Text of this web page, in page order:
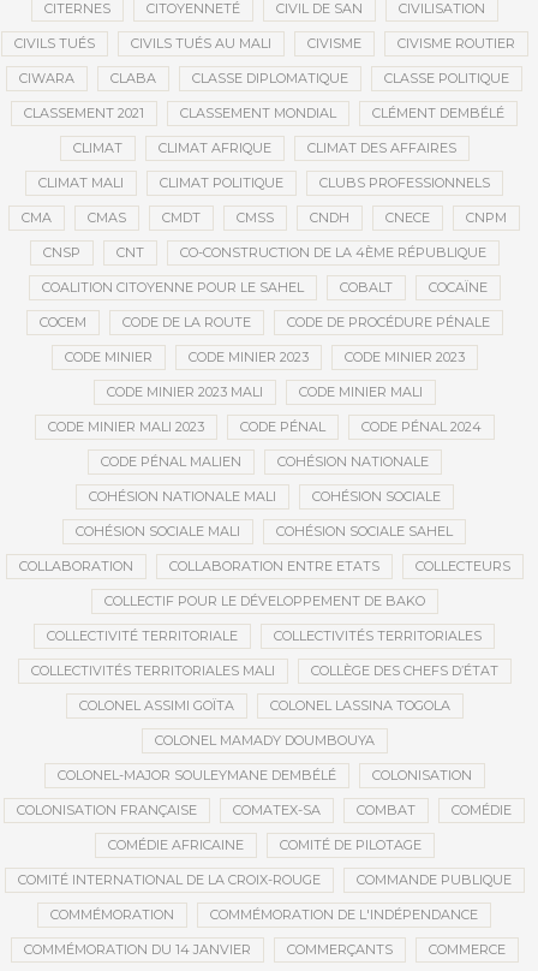
CITERNES CITOYENNETÉ CIVIL DE SAN CIVILISATION
CIVILS TUÉS CIVILS TUÉS AU MALI CIVISME CIVISME ROUTIER
CIWARA CLABA CLASSE DIPLOMATIQUE CLASSE POLITIQUE
CLASSEMENT 2021 CLASSEMENT MONDIAL CLÉMENT DEMBÉLÉ
CLIMAT CLIMAT AFRIQUE CLIMAT DES AFFAIRES
CLIMAT MALI CLIMAT POLITIQUE CLUBS PROFESSIONNELS
CMA CMAS CMDT CMSS CNDH CNECE CNPM
CNSP CNT CO-CONSTRUCTION DE LA 4ÈME RÉPUBLIQUE
COALITION CITOYENNE POUR LE SAHEL COBALT COCAÏNE
COCEM CODE DE LA ROUTE CODE DE PROCÉDURE PÉNALE
CODE MINIER CODE MINIER 2023 CODE MINIER 2023
CODE MINIER 2023 MALI CODE MINIER MALI
CODE MINIER MALI 2023 CODE PÉNAL CODE PÉNAL 2024
CODE PÉNAL MALIEN COHÉSION NATIONALE
COHÉSION NATIONALE MALI COHÉSION SOCIALE
COHÉSION SOCIALE MALI COHÉSION SOCIALE SAHEL
COLLABORATION COLLABORATION ENTRE ETATS COLLECTEURS
COLLECTIF POUR LE DÉVELOPPEMENT DE BAKO
COLLECTIVITÉ TERRITORIALE COLLECTIVITÉS TERRITORIALES
COLLECTIVITÉS TERRITORIALES MALI COLLÈGE DES CHEFS D’ÉTAT
COLONEL ASSIMI GOÏTA COLONEL LASSINA TOGOLA
COLONEL MAMADY DOUMBOUYA
COLONEL-MAJOR SOULEYMANE DEMBÉLÉ COLONISATION
COLONISATION FRANÇAISE COMATEX-SA COMBAT COMÉDIE
COMÉDIE AFRICAINE COMITÉ DE PILOTAGE
COMITÉ INTERNATIONAL DE LA CROIX-ROUGE COMMANDE PUBLIQUE
COMMÉMORATION COMMÉMORATION DE L'INDÉPENDANCE
COMMÉMORATION DU 14 JANVIER COMMERÇANTS COMMERCE